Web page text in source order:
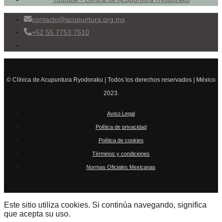
contacto@acupuntura.org.mx
+52 55 7753 7510
© Clínica de Acupuntura Ryodoraku | Todos los derechos reservados | México
2023.
Aviso Legal
Política de privacidad
Política de cookies
Términos y condiciones
Normas Oficiales Mexicanas
Este sitio utiliza cookies. Si continúa navegando, significa
que acepta su uso.